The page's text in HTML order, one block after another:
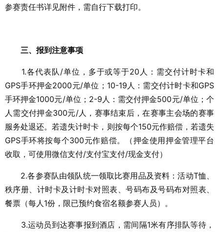
参赛责任书详见附件，需自行下载打印。
三、报到注意事项
1.各代表队/单位，多于或等于20人：需交付计时卡和
GPS手环押金2000元/单位；10-19人：需交付计时卡和GPS
手环押金1000元/单位；2-9人：需交付押金500元/单位；个
人需交付押金300元/人，赛事结束后，在赛事主会场的赛事
服务处退还。若遗失计时卡，则按每个150元作赔偿，若遗失
GPS手环将按每个300元作赔偿。（押金使用押金管理平台
收取，可使用微信支付/支付宝支付/现金支付）
2.各参赛队由领队统一领取比赛用品及资料：活动T恤、
秩序册、计时卡及计时卡对照表、号码布及号码布对照表、
餐票（每人1份，限已预约食宿名额参赛人员）。
3.运动员到达赛事报到酒店，需间隔1米有序排队等待，